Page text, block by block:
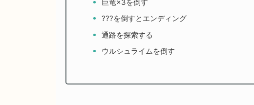
巨竜×3を倒す
???を倒すとエンディング
通路を探索する
ウルシュライムを倒す